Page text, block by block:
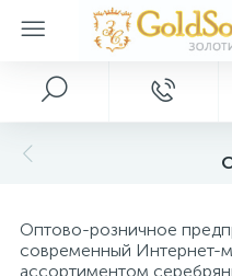
Оптово-розничное
современный Интернет-
ассортиментом
Серебряные украшения
Серебряные
Серебряные
Золотые украшения
Золотые аксессуары
Золотые браслеты
Декор
Ключницы